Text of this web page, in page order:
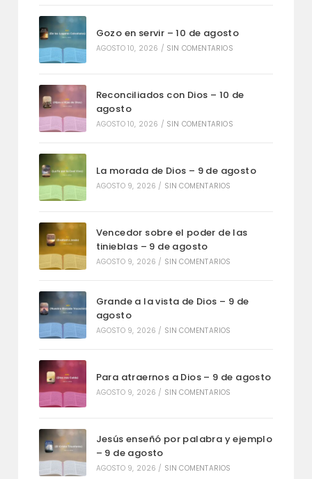
Gozo en servir – 10 de agosto
AGOSTO 10, 2026 / SIN COMENTARIOS
Reconciliados con Dios – 10 de
agosto
AGOSTO 10, 2026 / SIN COMENTARIOS
La morada de Dios – 9 de agosto
AGOSTO 9, 2026 / SIN COMENTARIOS
Vencedor sobre el poder de las
tinieblas – 9 de agosto
AGOSTO 9, 2026 / SIN COMENTARIOS
Grande a la vista de Dios – 9 de
agosto
AGOSTO 9, 2026 / SIN COMENTARIOS
Para atraernos a Dios – 9 de agosto
AGOSTO 9, 2026 / SIN COMENTARIOS
Jesús enseñó por palabra y ejemplo
– 9 de agosto
AGOSTO 9, 2026 / SIN COMENTARIOS